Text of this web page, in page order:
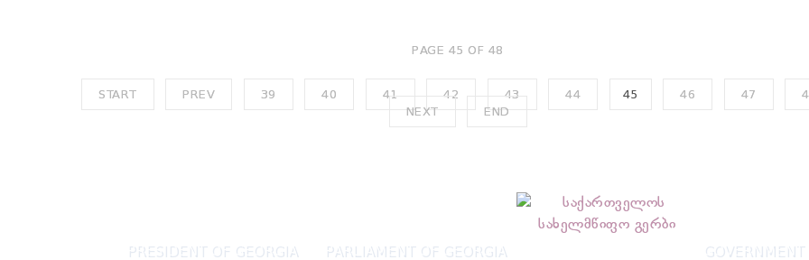
PAGE 45 OF 48
START PREV 39 40 41 42 43 44 45 46 47
NEXT
END
PRESIDENT OF GEORGIA PARLIAMENT OF GEORGIA GOVERNMENT